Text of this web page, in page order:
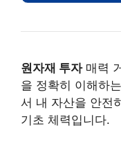
원자재 투자매력
을 정확히 이해하
서 내 자산을 안전
기초 체력입니다.